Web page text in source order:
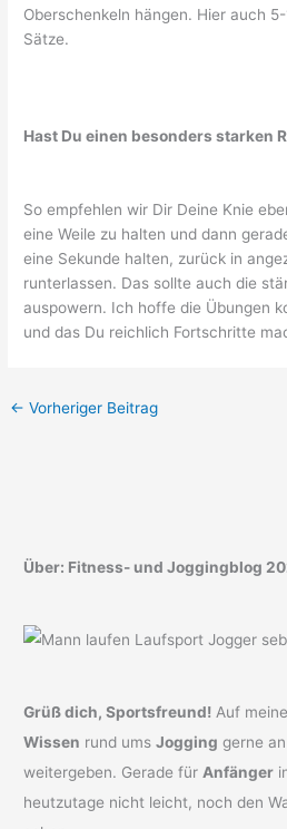
Oberschenkeln hängen. Hier auch
Sätze.
Hast Du einen besonders starken
So empfehlen wir Dir Deine Knie
eine Weile zu halten und dann
eine Sekunde halten, zurück in
runterlassen. Das sollte auch die
auspowern. Ich hoffe die Übungen
und das Du reichlich Fortschritte
← Vorheriger Beitrag
Über: Fitness- und Joggingblog
Grüß dich, Sportsfreund! Auf
Wissen rund umsJogging gerne
weitergeben. Gerade für Anfänger
heutzutage nicht leicht, noch den